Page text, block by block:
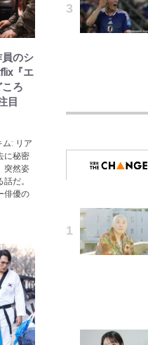
のシ
『エ
ろ
目
ム: リア
に秘密
突然姿
だ。
俳優の